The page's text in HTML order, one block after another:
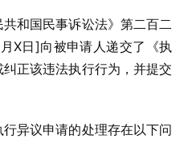
和国民事诉讼法》第二百二
X日]向被申请人递交了《执
正该违法执行行为，并提交
异议申请的处理存在以下问